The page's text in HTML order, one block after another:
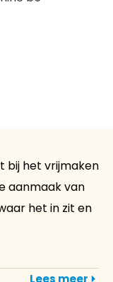
bij het vrijmaken
aanmaak van
het in zit en
Lees meer